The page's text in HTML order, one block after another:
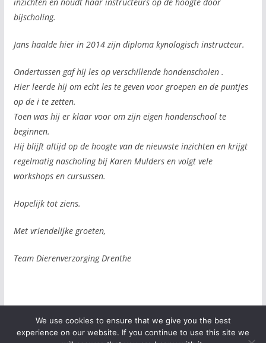
bijscholing.
Jans haalde hier in 2014 zijn diploma kynologisch instructeur.
Ondertussen gaf hij les op verschillende hondenscholen .
Hier leerde hij om echt les te geven voor groepen en de puntjes
op de i te zetten.
Toen was hij er klaar voor om zijn eigen hondenschool te
beginnen.
Hij blijft altijd op de hoogte van de nieuwste inzichten en krijgt
regelmatig nascholing bij Karen Mulders en volgt vele
workshops en cursussen.
Hopelijk tot ziens.
Met vriendelijke groeten,
Team Dierenverzorging Drenthe
Copyright © 2026. Alle rechten voorbehouden.
We use cookies to ensure that we give you the best
experience on our website. If you continue to use this site we